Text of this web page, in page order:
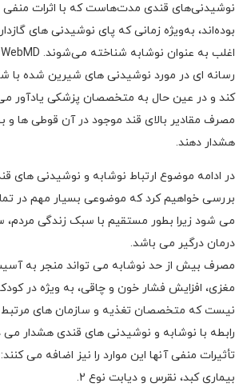
نوشیدنی‌های قندی مدت‌هاست که با اثرات منفی
بوده‌اند، به‌ویژه زمانی که پای نوشیدنی های
کند و در عین حال به متخصصان پزشکی یادآور
مصرف مقادیر بالای قند موجود در آن قوطی ها و
هشدار دهند.
در ادامه موضوع ارتباط نوشابه و نوشیدنی های
بررسی خواهیم کرد که موضوعی بسیار مهم در
می شود زیرا بطور مستقیم با سبک زندگی مردم،
درمان درگیر می باشد.
مصرف بیش از حد نوشابه می تواند منجر به
مغزی، افزایش فشار خون و چاقی، به ویژه در
نیست که متخصصان تغذیه و سازمان های مرتبط
رابطه با نوشابه و نوشیدنی های قندی هشدار
تأثیرات منفی آنها این موارد را نیز اضافه می
بیماری کبد، نقرس و دیابت نوع 2.